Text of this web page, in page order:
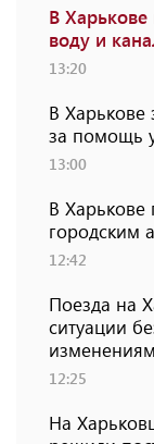
В
воду и
13:20
В
за помощь
13:00
В
городским
12:42
Поезда на
ситуации
12:25
На